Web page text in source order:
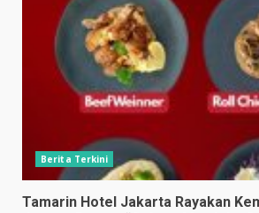
Berita Terkini
Tamarin Hotel Jakarta Rayakan